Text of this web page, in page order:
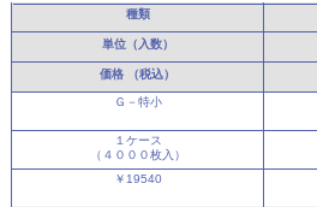
種類
単位（入数）
価格 （税込）
Ｇ－特小
１ケース
（４０００枚入）
￥19540